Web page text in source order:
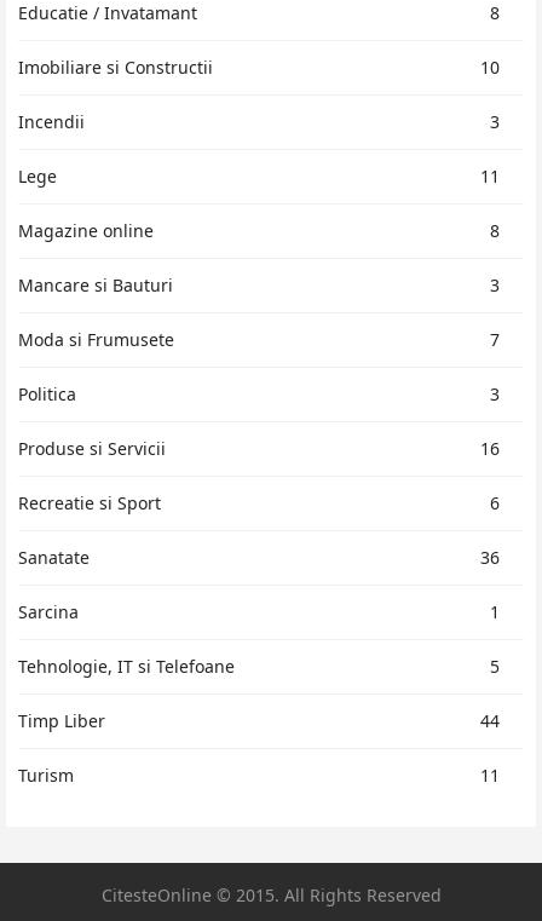
Educatie / Invatamant 8
Imobiliare si Constructii 10
Incendii 3
Lege 11
Magazine online 8
Mancare si Bauturi 3
Moda si Frumusete 7
Politica 3
Produse si Servicii 16
Recreatie si Sport 6
Sanatate 36
Sarcina 1
Tehnologie, IT si Telefoane 5
Timp Liber 44
Turism 11
CitesteOnline © 2015. All Rights Reserved